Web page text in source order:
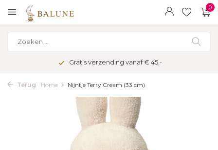
0
Gratis verzending vanaf € 45,-
Terug Home Nijntje Terry Cream (33 cm)